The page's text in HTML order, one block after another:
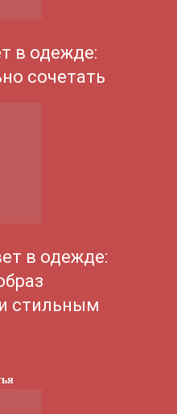
в одежде:
сочетать
в одежде:
стильным